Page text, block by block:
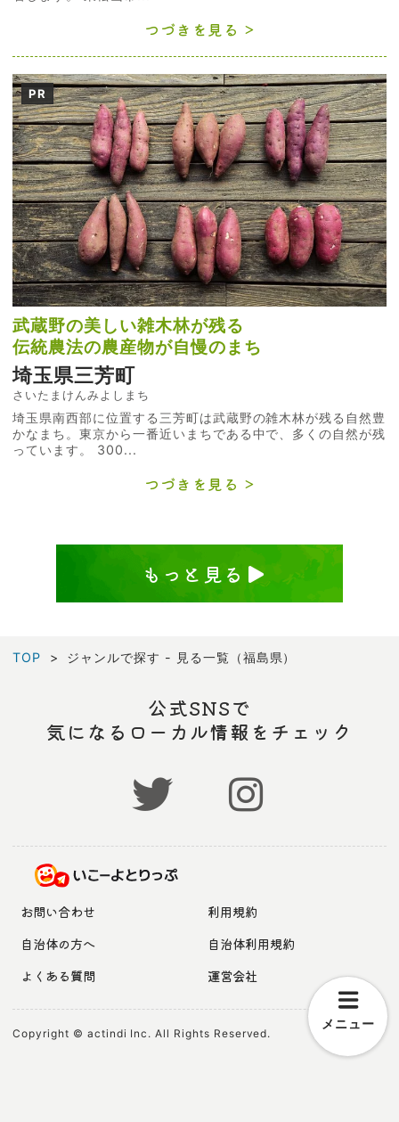
つづきを見る
PR
武蔵野の美しい雑木林が残る
伝統農法の農産物が自慢のまち
埼玉県三芳町
さいたまけんみよしまち
埼玉県南西部に位置する三芳町は武蔵野の雑木林が残る自然豊
かなまち。東京から一番近いまちである中で、多くの自然が残
っています。 300...
つづきを見る
もっと見る
TOP ジャンルで探す - 見る一覧（福島県）
メニュー
公式SNSで
気になるローカル情報をチェック
お問い合わせ
利用規約
自治体の方へ
自治体利用規約
よくある質問
運営会社
Copyright © actindi Inc. All Rights Reserved.